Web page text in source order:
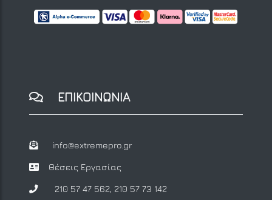
ΕΠΙΚΟΙΝΩΝΙΑ
info@extremepro.gr
Θέσεις Εργασίας
210 57 47 562, 210 57 73 142